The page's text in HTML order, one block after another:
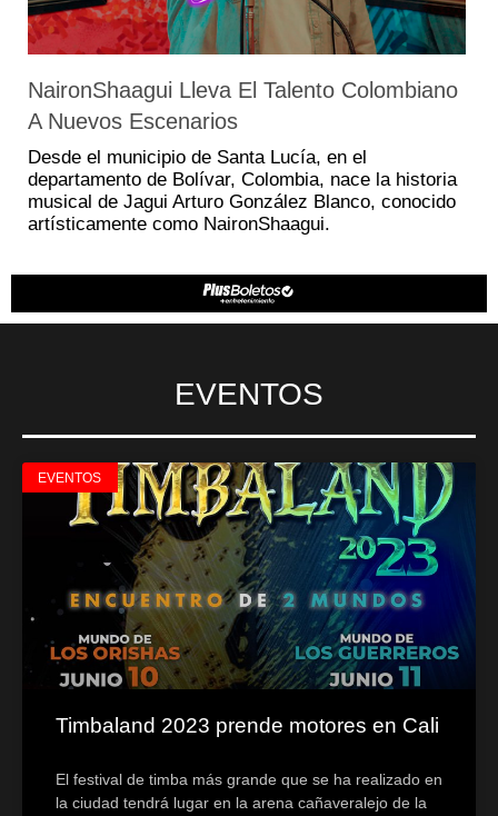
NaironShaagui Lleva El Talento Colombiano
A Nuevos Escenarios
Desde el municipio de Santa Lucía, en el
departamento de Bolívar, Colombia, nace la historia
musical de Jagui Arturo González Blanco, conocido
artísticamente como NaironShaagui.
EVENTOS
EVENTOS
Timbaland 2023 prende motores en Cali
El festival de timba más grande que se ha realizado en
la ciudad tendrá lugar en la arena cañaveralejo de la